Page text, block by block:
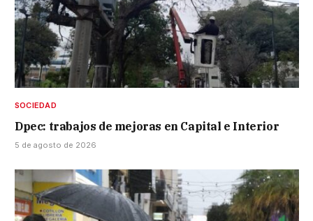
SOCIEDAD
Dpec: trabajos de mejoras en Capital e Interior
5 de agosto de 2026